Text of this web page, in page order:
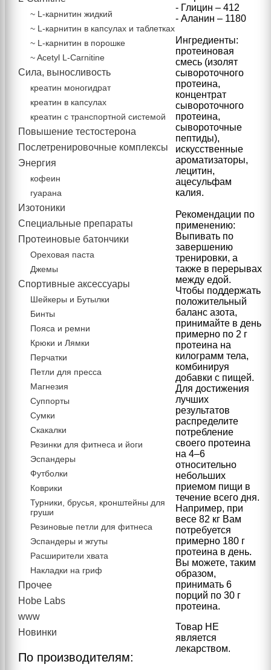
- Глицин – 412
- Аланин – 1180
Ингредиенты:
протеиновая
смесь (изолят
сывороточного
протеина,
концентрат
сывороточного
протеина,
сывороточные
пептиды),
искусственные
ароматизаторы,
лецитин,
ацесульфам
калия.
Рекомендации по
применению:
Выпивать по
завершению
тренировки, а
также в перерывах
между едой.
Чтобы поддержать
положительный
баланс азота,
принимайте в день
примерно по 2 г
протеина на
килограмм тела,
комбинируя
добавки с пищей.
Для достижения
лучших
результатов
распределите
потребление
своего протеина
на 4–6
относительно
небольших
приемом пищи в
течение всего дня.
Например, при
весе 82 кг Вам
потребуется
примерно 180 г
протеина в день.
Вы можете, таким
образом,
принимать 6
порций по 30 г
протеина.
Товар НЕ
является
лекарством.
~ L-карнитин жидкий
~ L-карнитин в капсулах и таблетках
~ L-карнитин в порошке
~ Acetyl L-Carnitine
Сила, выносливость
креатин моногидрат
креатин в капсулах
креатин с транспортной системой
Повышение тестостерона
Послетренировочные комплексы
Энергия
кофеин
гуарана
Изотоники
Специальные препараты
Протеиновые батончики
Ореховая паста
Джемы
Спортивные аксессуары
Шейкеры и Бутылки
Бинты
Пояса и ремни
Крюки и Лямки
Перчатки
Петли для пресса
Магнезия
Суппорты
Сумки
Скакалки
Резинки для фитнеса и йоги
Эспандеры
Футболки
Коврики
Турники, брусья, кронштейны для
груши
Резиновые петли для фитнеса
Эспандеры и жгуты
Расширители хвата
Накладки на гриф
Прочее
Hobe Labs
www
Новинки
По производителям: